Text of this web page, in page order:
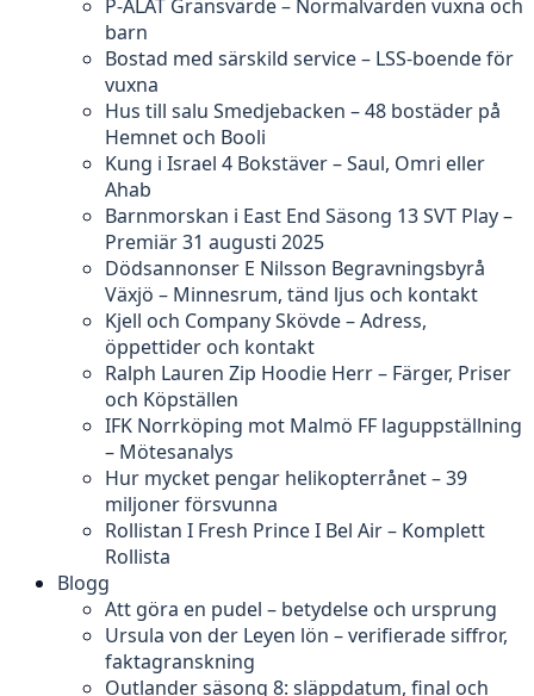
P-ALAT Gränsvärde – Normalvärden vuxna och
barn
Bostad med särskild service – LSS-boende för
vuxna
Hus till salu Smedjebacken – 48 bostäder på
Hemnet och Booli
Kung i Israel 4 Bokstäver – Saul, Omri eller
Ahab
Barnmorskan i East End Säsong 13 SVT Play –
Premiär 31 augusti 2025
Dödsannonser E Nilsson Begravningsbyrå
Växjö – Minnesrum, tänd ljus och kontakt
Kjell och Company Skövde – Adress,
öppettider och kontakt
Ralph Lauren Zip Hoodie Herr – Färger, Priser
och Köpställen
IFK Norrköping mot Malmö FF laguppställning
– Mötesanalys
Hur mycket pengar helikopterrånet – 39
miljoner försvunna
Rollistan I Fresh Prince I Bel Air – Komplett
Rollista
Blogg
Att göra en pudel – betydelse och ursprung
Ursula von der Leyen lön – verifierade siffror,
faktagranskning
Outlander säsong 8: släppdatum, final och